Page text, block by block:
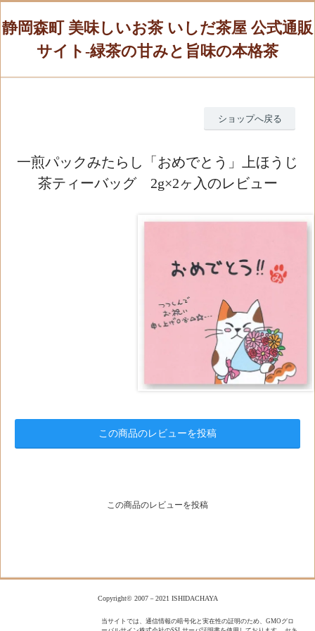
静岡森町 美味しいお茶 いしだ茶屋 公式通販
サイト-緑茶の甘みと旨味の本格茶
ショップへ戻る
一煎パックみたらし「おめでとう」上ほうじ
茶ティーバッグ 2g×2ヶ入のレビュー
この商品のレビューを投稿
この商品のレビューを投稿
Copyright© 2007－2021 ISHIDACHAYA
当サイトでは、通信情報の暗号化と実在性の証明のため、GMOグロ